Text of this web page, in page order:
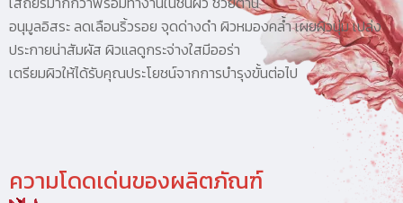
อนุมูลอิสระ ลดเลือนริ้วรอย จุดด่างดำ ผิวหมองคล้ำ เผยผิวนุ่ม เปล่ง
ประกายน่าสัมผัส ผิวแลดูกระจ่างใสมีออร่า
เตรียมผิวให้ได้รับคุณประโยชน์จากการบำรุงขั้นต่อไป
ความโดดเด่นของผลิตภัณฑ์